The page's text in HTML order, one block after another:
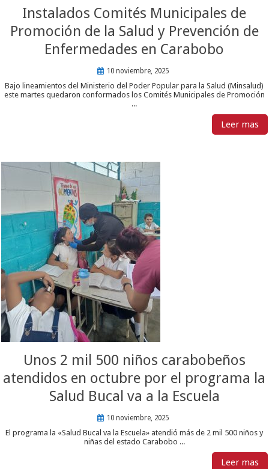
Instalados Comités Municipales de
Promoción de la Salud y Prevención de
Enfermedades en Carabobo
10 noviembre, 2025
Bajo lineamientos del Ministerio del Poder Popular para la Salud (Minsalud)
este martes quedaron conformados los Comités Municipales de Promoción
...
Leer mas
Unos 2 mil 500 niños carabobeños
atendidos en octubre por el programa la
Salud Bucal va a la Escuela
10 noviembre, 2025
El programa la «Salud Bucal va la Escuela» atendió más de 2 mil 500 niños y
niñas del estado Carabobo ...
Leer mas